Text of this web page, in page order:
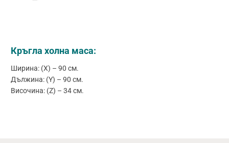
Кръгла холна маса:
Ширина: (X) – 90 см.
Дължина: (Y) – 90 см.
Височина: (Z) – 34 см.